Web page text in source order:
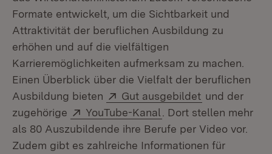
Formate entwickelt, um die Sichtbarkeit und
Attraktivität der beruflichen Ausbildung zu
erhöhen und auf die vielfältigen
Karrieremöglichkeiten aufmerksam zu machen.
Einen Überblick über die Vielfalt der beruflichen
Ausbildung bieten
Extern:
Gut ausgebildet (Öffnet in
und der
zugehörige
Extern:
YouTube-Kanal (Öffnet in neuem
. Dort stellen mehr
als 80 Auszubildende ihre Berufe per Video vor.
Zudem gibt es zahlreiche Informationen für